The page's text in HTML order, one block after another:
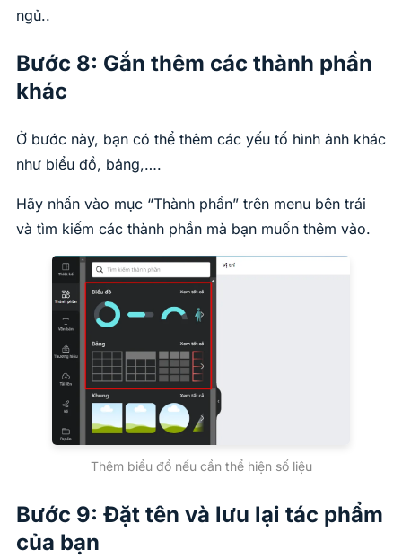
ngủ..
Bước 8: Gắn thêm các thành phần
khác
Ở bước này, bạn có thể thêm các yếu tố hình ảnh khác
như biểu đồ, bảng,….
Hãy nhấn vào mục “Thành phần” trên menu bên trái
và tìm kiếm các thành phần mà bạn muốn thêm vào.
Thêm biểu đồ nếu cần thể hiện số liệu
Bước 9: Đặt tên và lưu lại tác phẩm
của bạn